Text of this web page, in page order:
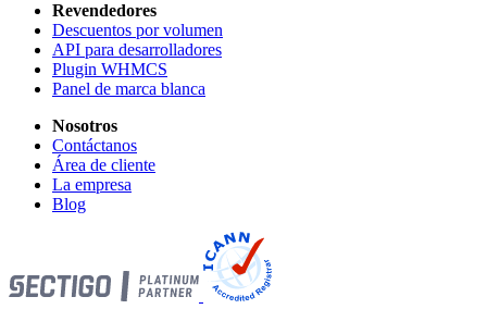
Revendedores
Descuentos por volumen
API para desarrolladores
Plugin WHMCS
Panel de marca blanca
Nosotros
Contáctanos
Área de cliente
La empresa
Blog